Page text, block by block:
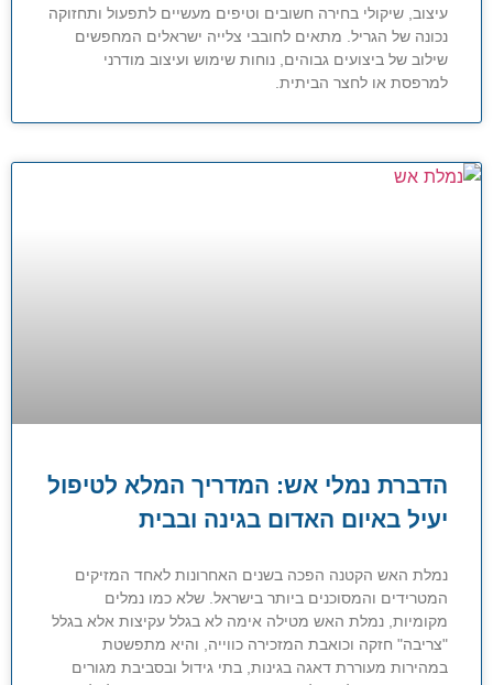
עיצוב, שיקולי בחירה חשובים וטיפים מעשיים לתפעול ותחזוקה
נכונה של הגריל. מתאים לחובבי צלייה ישראלים המחפשים
שילוב של ביצועים גבוהים, נוחות שימוש ועיצוב מודרני
למרפסת או לחצר הביתית.
הדברת נמלי אש: המדריך המלא לטיפול
יעיל באיום האדום בגינה ובבית
נמלת האש הקטנה הפכה בשנים האחרונות לאחד המזיקים
המטרידים והמסוכנים ביותר בישראל. שלא כמו נמלים
מקומיות, נמלת האש מטילה אימה לא בגלל עקיצות אלא בגלל
"צריבה" חזקה וכואבת המזכירה כווייה, והיא מתפשטת
במהירות מעוררת דאגה בגינות, בתי גידול ובסביבת מגורים